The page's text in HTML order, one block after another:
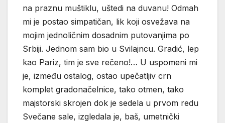
na praznu muštiklu, uštedi na duvanu! Odmah
mi je postao simpatičan, lik koji osvežava na
mojim jednoličnim dosadnim putovanjima po
Srbiji. Jednom sam bio u Svilajncu. Gradić, lep
kao Pariz, tim je sve rečeno!… U uspomeni mi
je, između ostalog, ostao upečatljiv crn
komplet gradonačelnice, tako otmen, tako
majstorski skrojen dok je sedela u prvom redu
Svečane sale, izgledala je, baš, umetnički